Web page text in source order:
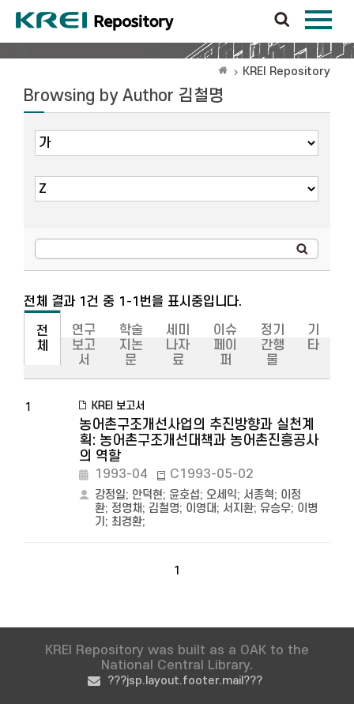
KREI Repository
Browsing by Author 김철명
전체 결과 1건 중 1-1번을 표시중입니다.
전
체
연구
보고
서
학술
지논
문
세미
나자
료
이슈
페이
퍼
정기
간행
물
기
타
1 KREI 보고서
농어촌구조개선사업의 추진방향과 실천계
획: 농어촌구조개선대책과 농어촌진흥공사
의 역할
1993-04 C1993-05-02
강정일; 안덕현; 윤호섭; 오세익; 서종혁; 이정
환; 정명채; 김철명; 이영대; 서지환; 유승우; 이병
기 ; 최경환;
1
KREI Repository was built as a OAK to the
National Central Library.
???jsp.layout.footer.mail???